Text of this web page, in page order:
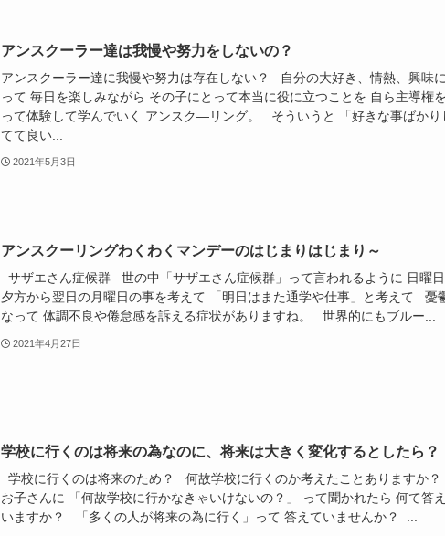
アンスクーラー達は我慢や努力をしないの？
アンスクーラー達に我慢や努力は存在しない？ 自分の大好き、情熱、興味
って 毎日を楽しみながら その子にとって本当に役に立つことを 自ら主導権
って体験して学んでいく アンスク―リング。 そういうと 「好きな事ばかり
てて良い...
2021年5月3日
アンスクーリングわくわくマンデーのはじまりはじまり～
サザエさん症候群 世の中「サザエさん症候群」って言われるように 日曜
夕方から翌日の月曜日の事を考えて 「明日はまた通学や仕事」と考えて 憂
なって 体調不良や倦怠感を訴える症状がありますね。 世界的にもブルー...
2021年4月27日
学校に行くのは将来の為なのに、将来は大きく変化するとしたら？
学校に行くのは将来のため？ 何故学校に行くのか考えたことありますか？
お子さんに 「何故学校に行かなきゃいけないの？」 って聞かれたら 何て答
いますか？ 「多くの人が将来の為に行く」って 答えていませんか？ ...